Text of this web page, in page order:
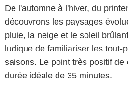
De l'automne à l'hiver, du
découvrons les paysages
pluie, la neige et le soleil
ludique de familiariser les tout-
saisons. Le point très positif de
durée idéale de 35 minutes.
Copyright Universal Studios. All